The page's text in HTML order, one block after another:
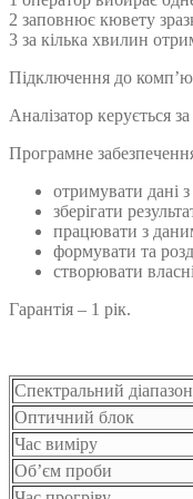
2 заповнює кювету
3 за кілька хвилин
Підключення до
Аналізатор керується
Програмне
отримувати дані
зберігати
працювати з
формувати та
створювати
Гарантія – 1 рік.
Спектральний діапазон
Оптичний блок
Час виміру
Об’єм проби